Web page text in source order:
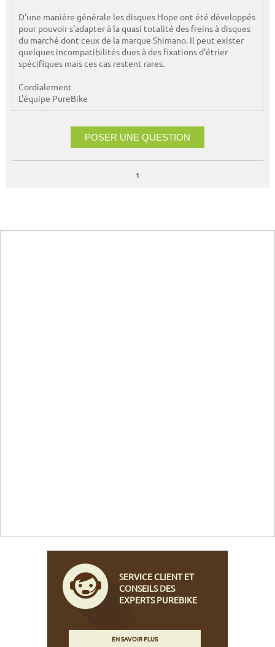
D'une manière générale les disques Hope ont été développés
pour pouvoir s'adapter à la quasi totalité des freins à disques
du marché dont ceux de la marque Shimano. Il peut exister
quelques incompatibilités dues à des fixations d'étrier
spécifiques mais ces cas restent rares.
Cordialement
L'équipe PureBike
POSER UNE QUESTION
1
SERVICE CLIENT ET
CONSEILS DES
EXPERTS PUREBIKE
EN SAVOIR PLUS